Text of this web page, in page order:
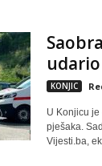
KONJIC
U Konjicu
pješaka.
Vijesti.ba,